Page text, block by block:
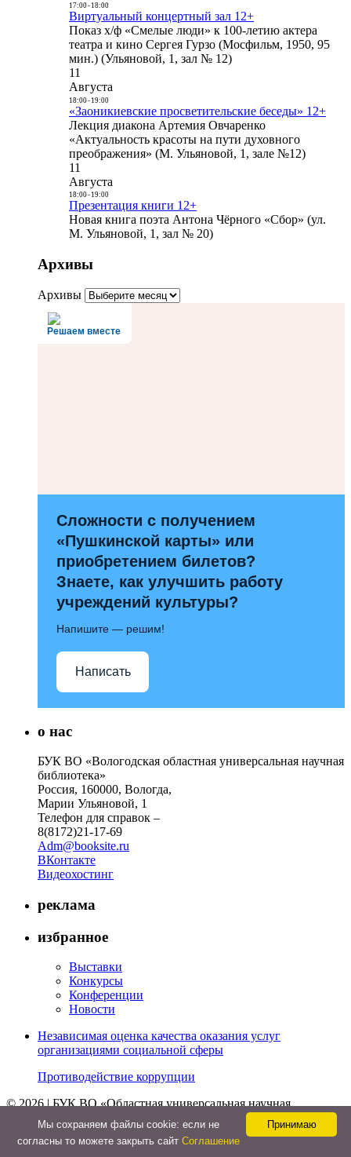
17:00- 18:00
Виртуальный концертный зал 12+
Показ х/ф «Смелые люди» к 100-летию актера
театра и кино Сергея Гурзо (Мосфильм, 1950, 95
мин.) (Ульяновой, 1, зал № 12)
11
Августа
18:00- 19:00
«Заоникиевские просветительские беседы» 12+
Лекция диакона Артемия Овчаренко
«Актуальность красоты на пути духовного
преображения» (М. Ульяновой, 1, зале №12)
11
Августа
18:00- 19:00
Презентация книги 12+
Новая книга поэта Антона Чёрного «Сбор» (ул.
М. Ульяновой, 1, зал № 20)
Архивы
Архивы
Решаем вместе
Сложности с получением
«Пушкинской карты» или
приобретением билетов?
Знаете, как улучшить работу
учреждений культуры?
Напишите — решим!
Написать
о нас
БУК ВО «Вологодская областная универсальная научная
библиотека»
Россия, 160000, Вологда,
Марии Ульяновой, 1
Телефон для справок –
8(8172)21-17-69
Adm@booksite.ru
ВКонтакте
Видеохостинг
реклама
избранное
Выставки
Конкурсы
Конференции
Новости
Независимая оценка качества оказания услуг
организациями социальной сферы
Противодействие коррупции
© 2026 | БУК ВО «Областная универсальная научная
библиотека»
Принимаю
Мы cохраняем файлы cookie: если не
согласны то можете закрыть сайт Соглашение